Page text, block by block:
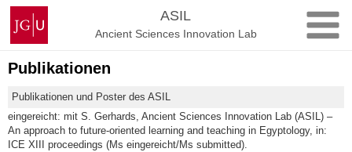
Zum
Inhalt
springen
Johannes
Gutenberg-
Universität
Mainz
ASIL
Ancient Sciences Innovation Lab
Publikationen
Publikationen und Poster des ASIL
eingereicht: mit S. Gerhards, Ancient Sciences Innovation Lab (ASIL) –
An approach to future-oriented learning and teaching in Egyptology, in:
ICE XIII proceedings (Ms eingereicht/Ms submitted).